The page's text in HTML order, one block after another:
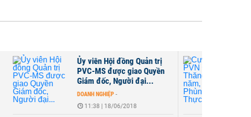
Ủy viên Hội đồng Quản trị
PVC-MS được giao Quyền
Giám đốc, Người đại...
DOANH NGHIỆP -
11:38 | 18/06/2018